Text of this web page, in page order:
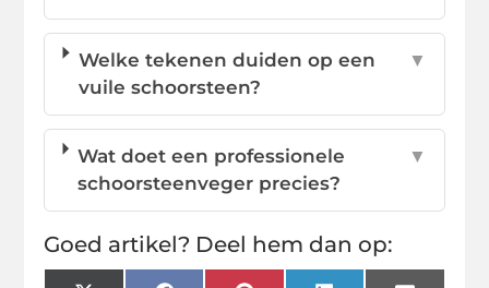
Welke tekenen duiden op een
vuile schoorsteen?
▼
Wat doet een professionele
schoorsteenveger precies?
▼
Goed artikel? Deel hem dan op: